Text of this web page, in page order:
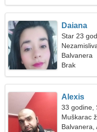
Daiana
Star 23
Balvanera
Brak
Alexis
33 godine,
Muškarac
Balvanera,